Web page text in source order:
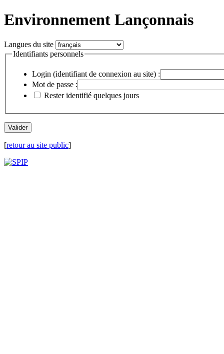
Environnement Lançonnais
Langues du site
Identifiants personnels
Login (identifiant de connexion au site) :
Mot de passe :
Rester identifié quelques jours
[retour au site public]